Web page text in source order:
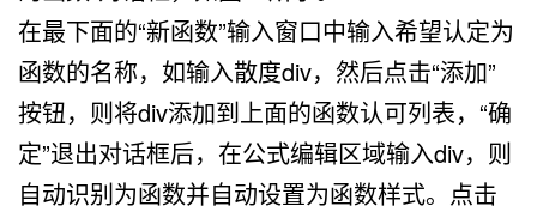
在最下面的“新函数”输入窗口中输入希望认定为
函数的名称，如输入散度div，然后点击“添加”
按钮，则将div添加到上面的函数认可列表，“确
定”退出对话框后，在公式编辑区域输入div，则
自动识别为函数并自动设置为函数样式。点击